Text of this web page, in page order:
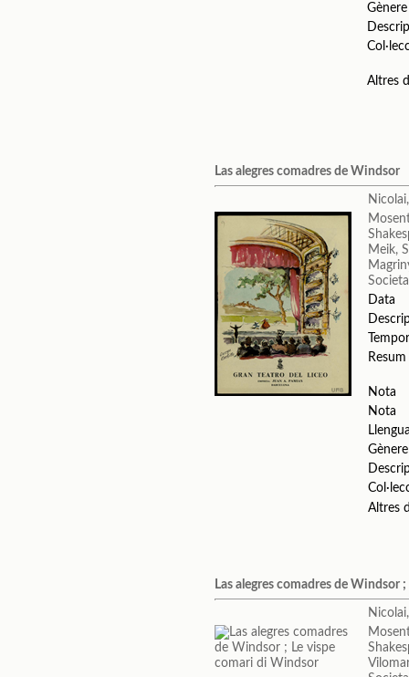
Gènere
Altres
Las alegres comadres de Windsor
Meik,
Data
Resum
Nota
Nota
Gènere
Altres
Las alegres comadres de